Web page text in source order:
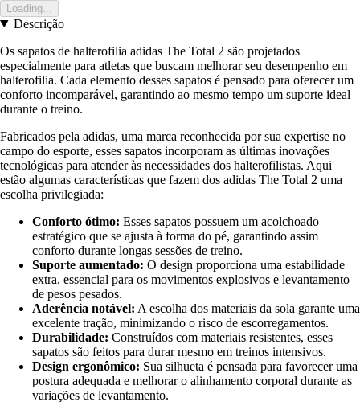
Loading...
Descrição
Os sapatos de halterofilia adidas The Total 2 são projetados
especialmente para atletas que buscam melhorar seu desempenho em
halterofilia. Cada elemento desses sapatos é pensado para oferecer um
conforto incomparável, garantindo ao mesmo tempo um suporte ideal
durante o treino.
Fabricados pela adidas, uma marca reconhecida por sua expertise no
campo do esporte, esses sapatos incorporam as últimas inovações
tecnológicas para atender às necessidades dos halterofilistas. Aqui
estão algumas características que fazem dos adidas The Total 2 uma
escolha privilegiada:
Conforto ótimo: Esses sapatos possuem um acolchoado
estratégico que se ajusta à forma do pé, garantindo assim
conforto durante longas sessões de treino.
Suporte aumentado: O design proporciona uma estabilidade
extra, essencial para os movimentos explosivos e levantamento
de pesos pesados.
Aderência notável: A escolha dos materiais da sola garante uma
excelente tração, minimizando o risco de escorregamentos.
Durabilidade: Construídos com materiais resistentes, esses
sapatos são feitos para durar mesmo em treinos intensivos.
Design ergonômico: Sua silhueta é pensada para favorecer uma
postura adequada e melhorar o alinhamento corporal durante as
variações de levantamento.